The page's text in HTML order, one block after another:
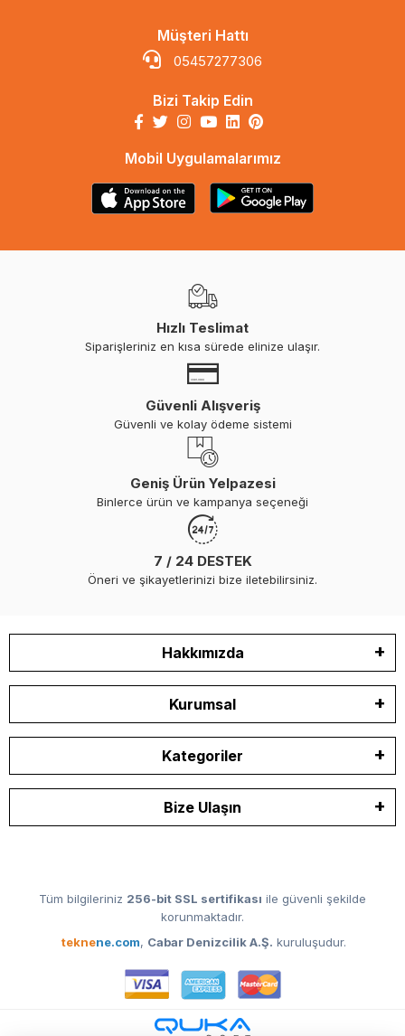
Müşteri Hattı
05457277306
Bizi Takip Edin
Mobil Uygulamalarımız
Hızlı Teslimat
Siparişleriniz en kısa sürede elinize ulaşır.
Güvenli Alışveriş
Güvenli ve kolay ödeme sistemi
Geniş Ürün Yelpazesi
Binlerce ürün ve kampanya seçeneği
7 / 24 DESTEK
Öneri ve şikayetlerinizi bize iletebilirsiniz.
Hakkımızda
Kurumsal
Kategoriler
Bize Ulaşın
Tüm bilgileriniz 256-bit SSL sertifikası ile güvenli şekilde
korunmaktadır.
teknene.com, Cabar Denizcilik A.Ş. kuruluşudur.